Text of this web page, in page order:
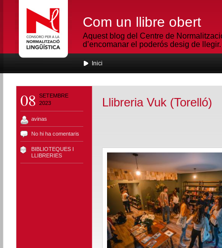
Com un llibre obert
Aquest blog del Centre de
d’encomanar el poderós desig de llegir.
Inici
08
SETEMBRE
2023
avinas
No hi ha comentaris
BIBLIOTEQUES I
LLIBRERIES
Llibreria Vuk (Torelló)